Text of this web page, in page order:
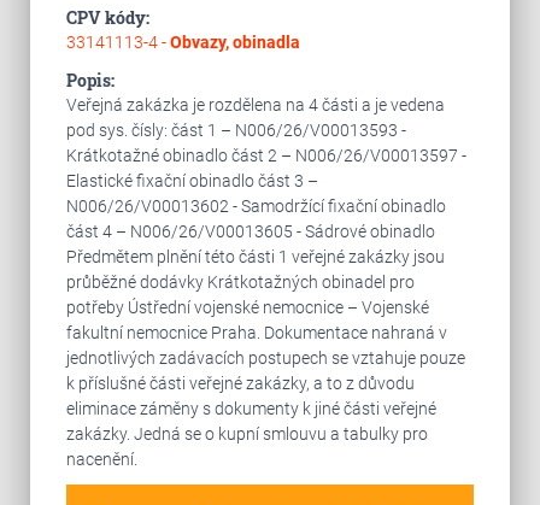
CPV kódy:
33141113-4 -Obvazy, obinadla
Popis:
Veřejná zakázka je rozdělena na 4 části a je vedena
pod sys. čísly: část 1 – N006/26/V00013593 -
Krátkotažné obinadlo část 2 – N006/26/V00013597 -
Elastické fixační obinadlo část 3 –
N006/26/V00013602 - Samodržící fixační obinadlo
část 4 – N006/26/V00013605 - Sádrové obinadlo
Předmětem plnění této části 1 veřejné zakázky jsou
průběžné dodávky Krátkotažných obinadel pro
potřeby Ústřední vojenské nemocnice – Vojenské
fakultní nemocnice Praha. Dokumentace nahraná v
jednotlivých zadávacích postupech se vztahuje pouze
k příslušné části veřejné zakázky, a to z důvodu
eliminace záměny s dokumenty k jiné části veřejné
zakázky. Jedná se o kupní smlouvu a tabulky pro
nacenění.